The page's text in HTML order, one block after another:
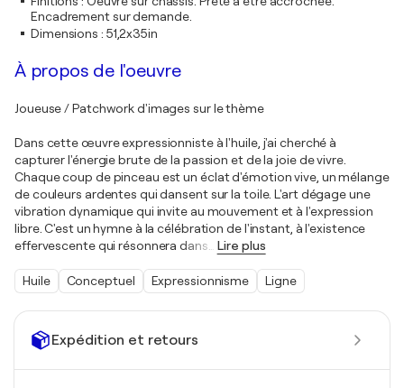
Expédition et retours
Encadrement sur demande.
Dimensions : 51,2x35in
À propos de l'oeuvre
Joueuse / Patchwork d'images sur le thème
Dans cette œuvre expressionniste à l'huile, j'ai cherché à
capturer l'énergie brute de la passion et de la joie de vivre.
Chaque coup de pinceau est un éclat d'émotion vive, un mélange
de couleurs ardentes qui dansent sur la toile. L'art dégage une
vibration dynamique qui invite au mouvement et à l'expression
libre. C'est un hymne à la célébration de l'instant, à l'existence
effervescente qui résonnera dans… Lire plus
Huile Conceptuel Expressionnisme Ligne